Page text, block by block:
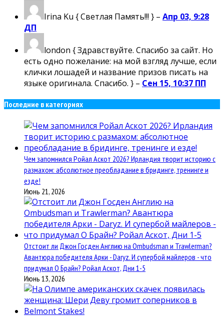
Irina Ku { Светлая Память!!! } – Апр 03, 9:28
ДП
london { Здравствуйте. Спасибо за сайт. Но
есть одно пожелание: на мой взгляд лучше, если
клички лошадей и название призов писать на
языке оригинала. Спасибо. } – Сен 15, 10:37 ПП
Последние в категориях
Чем запомнился Ройал Аскот 2026? Ирландия творит историю с
размахом: абсолютное преобладание в бридинге, тренинге и
езде!
Июнь 21, 2026
Отстоит ли Джон Госден Англию на Ombudsman и Trawlerman?
Авантюра победителя Арки - Daryz. И супербой майлеров - что
придумал О Брайн? Ройал Аскот, Дни 1-5
Июнь 13, 2026